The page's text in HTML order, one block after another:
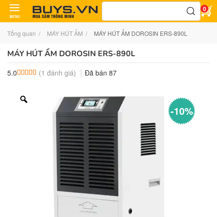
MENU
Tìm
0
Tổng quan MÁY HÚT ẨM MÁY HÚT ẨM DOROSIN ERS-890L
MÁY HÚT ẨM DOROSIN ERS-890L
5.0 5.0 trên 5 dựa trên
1 đánh giá
(1 đánh giá) Đã bán 87
-10%